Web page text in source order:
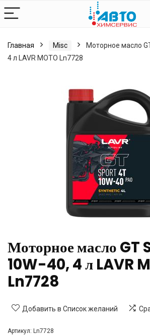
Главная Misc
Моторное масло
4 л LAVR MOTO Ln7728
Моторное масло GT
10W-40, 4 л LAVR
Ln7728
Добавить в Список желаний
Артикул: Ln7728